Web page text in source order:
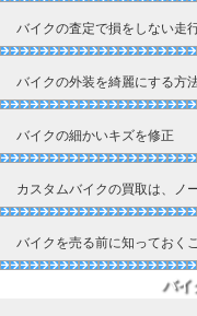
バイクの査定で損をしない走
バイクの外装を綺麗にする方
バイクの細かいキズを修正
カスタムバイクの買取は、ノ
バイクを売る前に知っておく
バ